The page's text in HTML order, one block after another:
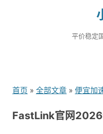
平价稳定
首页 » 全部文章 » 便宜加
FastLink官网2026